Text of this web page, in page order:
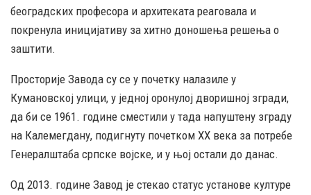
београдских професора и архитеката реаговала и
покренула иницијативу за хитно доношења решења о
заштити.
Просторије Завода су се у почетку налазиле у
Кумановској улици, у једној оронулој дворишној згради,
да би се 1961. године сместили у тада напуштену зграду
на Калемегдану, подигнуту почетком XX века за потребе
Генералштаба српске војске, и у њој остали до данас.
Од 2013. године Завод је стекао статус установе културе